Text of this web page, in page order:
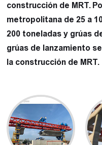
construcción de MRT.
metropolitana de 25 a
200 toneladas y grúas
grúas de lanzamiento
la construcción de MRT.